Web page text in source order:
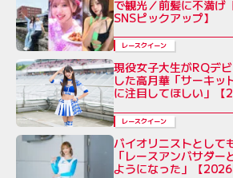
で観光／前髪に不満げ
SNSピックアップ】
レースクイーン
現役女子大生がRQデ
した高月華「サーキッ
に注目してほしい」【
レースクイーン
バイオリニストとして
「レースアンバサダ
ようになった」【